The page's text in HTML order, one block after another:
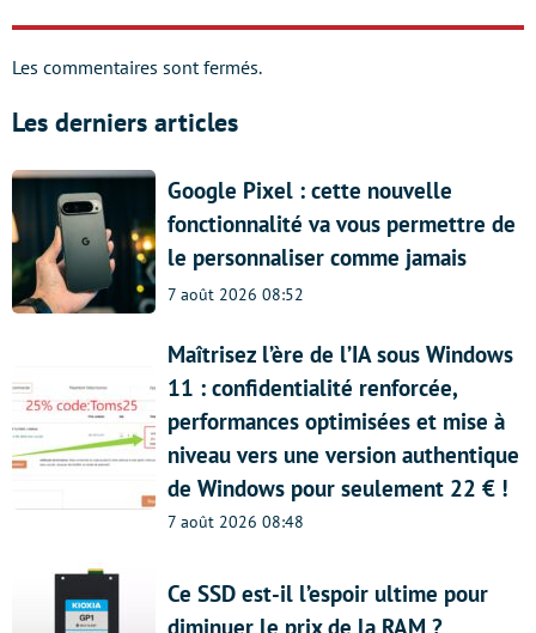
Les commentaires sont fermés.
Les derniers articles
Google Pixel : cette nouvelle
fonctionnalité va vous permettre de
le personnaliser comme jamais
7 août 2026 08:52
Maîtrisez l’ère de l’IA sous Windows
11 : confidentialité renforcée,
performances optimisées et mise à
niveau vers une version authentique
de Windows pour seulement 22 € !
7 août 2026 08:48
Ce SSD est-il l’espoir ultime pour